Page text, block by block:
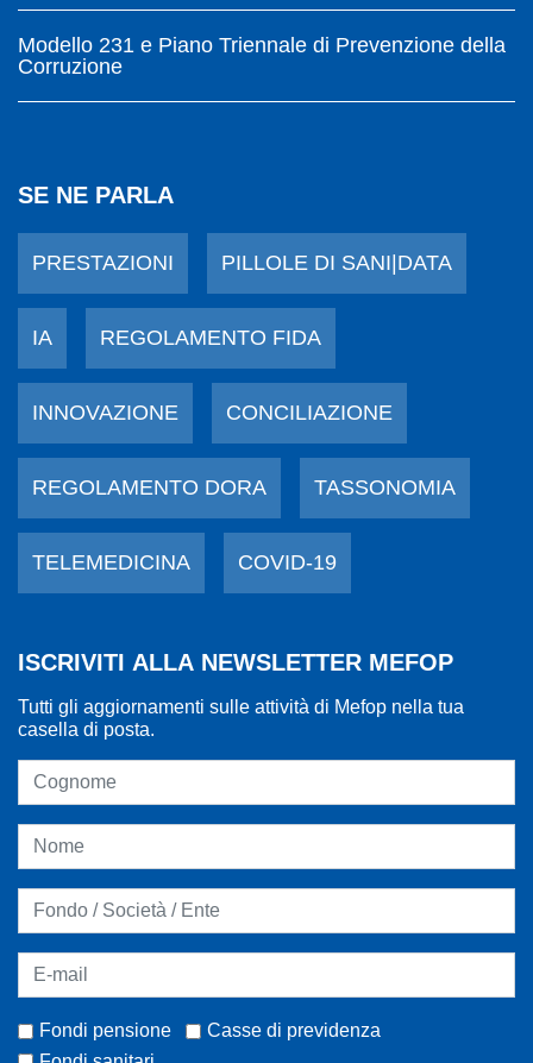
Modello 231 e Piano Triennale di Prevenzione della
Corruzione
SE NE PARLA
PRESTAZIONI PILLOLE DI SANI|DATA
IA REGOLAMENTO FIDA
INNOVAZIONE CONCILIAZIONE
REGOLAMENTO DORA TASSONOMIA
TELEMEDICINA COVID-19
ISCRIVITI ALLA NEWSLETTER MEFOP
Tutti gli aggiornamenti sulle attività di Mefop nella tua
casella di posta.
Fondi pensione
Casse di previdenza